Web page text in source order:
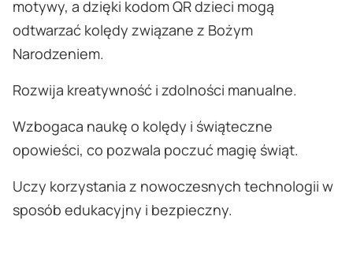
motywy, a dzięki kodom QR dzieci mogą
odtwarzać kolędy związane z Bożym
Narodzeniem.
Rozwija kreatywność i zdolności manualne.
Wzbogaca naukę o kolędy i świąteczne
opowieści, co pozwala poczuć magię świąt.
Uczy korzystania z nowoczesnych technologii w
sposób edukacyjny i bezpieczny.